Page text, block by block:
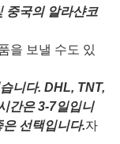
중국의 알라샨코
을 보낼 수도 있
니다. DHL, TNT,
간은 3-7일입니
선택입니다.자